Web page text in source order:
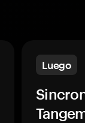
Luego